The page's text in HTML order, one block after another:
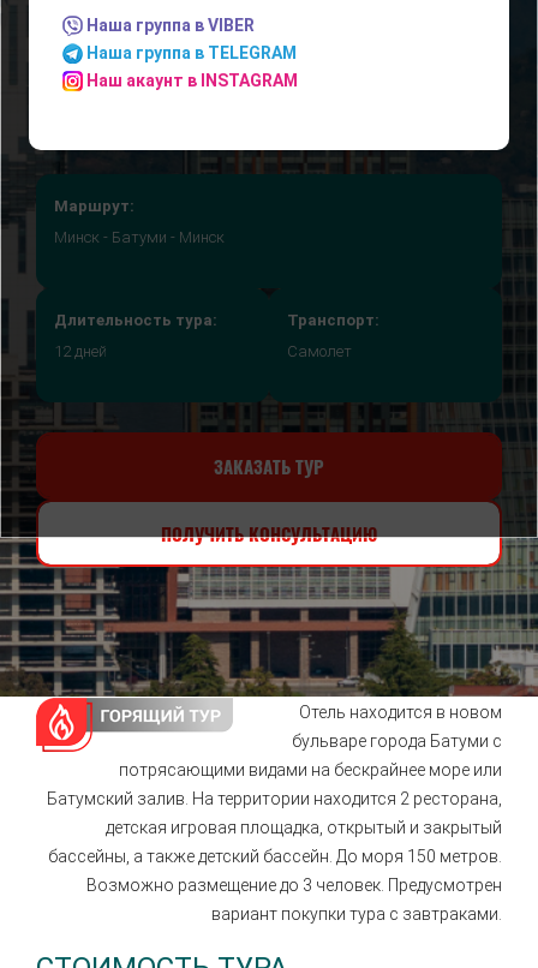
RESIDENTIAL" 4*
(ОТДЫХ НА МОРЕ)
Маршрут:
Минск - Батуми - Минск
Длительность тура:
12 дней
Транспорт:
Самолет
ЗАКАЗАТЬ ТУР
ПОЛУЧИТЬ КОНСУЛЬТАЦИЮ
Отель находится в новом
бульваре города Батуми с
потрясающими видами на бескрайнее море или
Батумский залив. На территории находится 2 ресторана,
детская игровая площадка, открытый и закрытый
бассейны, а также детский бассейн. До моря 150 метров.
Возможно размещение до 3 человек. Предусмотрен
вариант покупки тура с завтраками.
Наша группа в VIBER
Наша группа в TELEGRAM
Наш акаунт в INSTAGRAM